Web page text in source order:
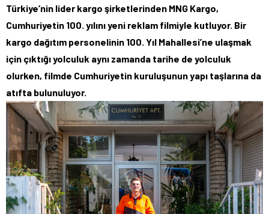
Türkiye’nin lider kargo şirketlerinden MNG Kargo,
Cumhuriyetin 100. yılını yeni reklam filmiyle kutluyor. Bir
kargo dağıtım personelinin 100. Yıl Mahallesi’ne ulaşmak
için çıktığı yolculuk aynı zamanda tarihe de yolculuk
olurken, filmde Cumhuriyetin kuruluşunun yapı taşlarına da
atıfta bulunuluyor.